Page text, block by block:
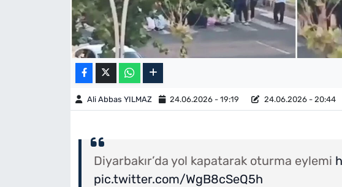
Ali Abbas YILMAZ 24.06.2026 - 19:19 24.06.2026 - 20:44
Diyarbakır’da yol kapatarak oturma eylemi
pic.twitter.com/WgB8cSeQ5h